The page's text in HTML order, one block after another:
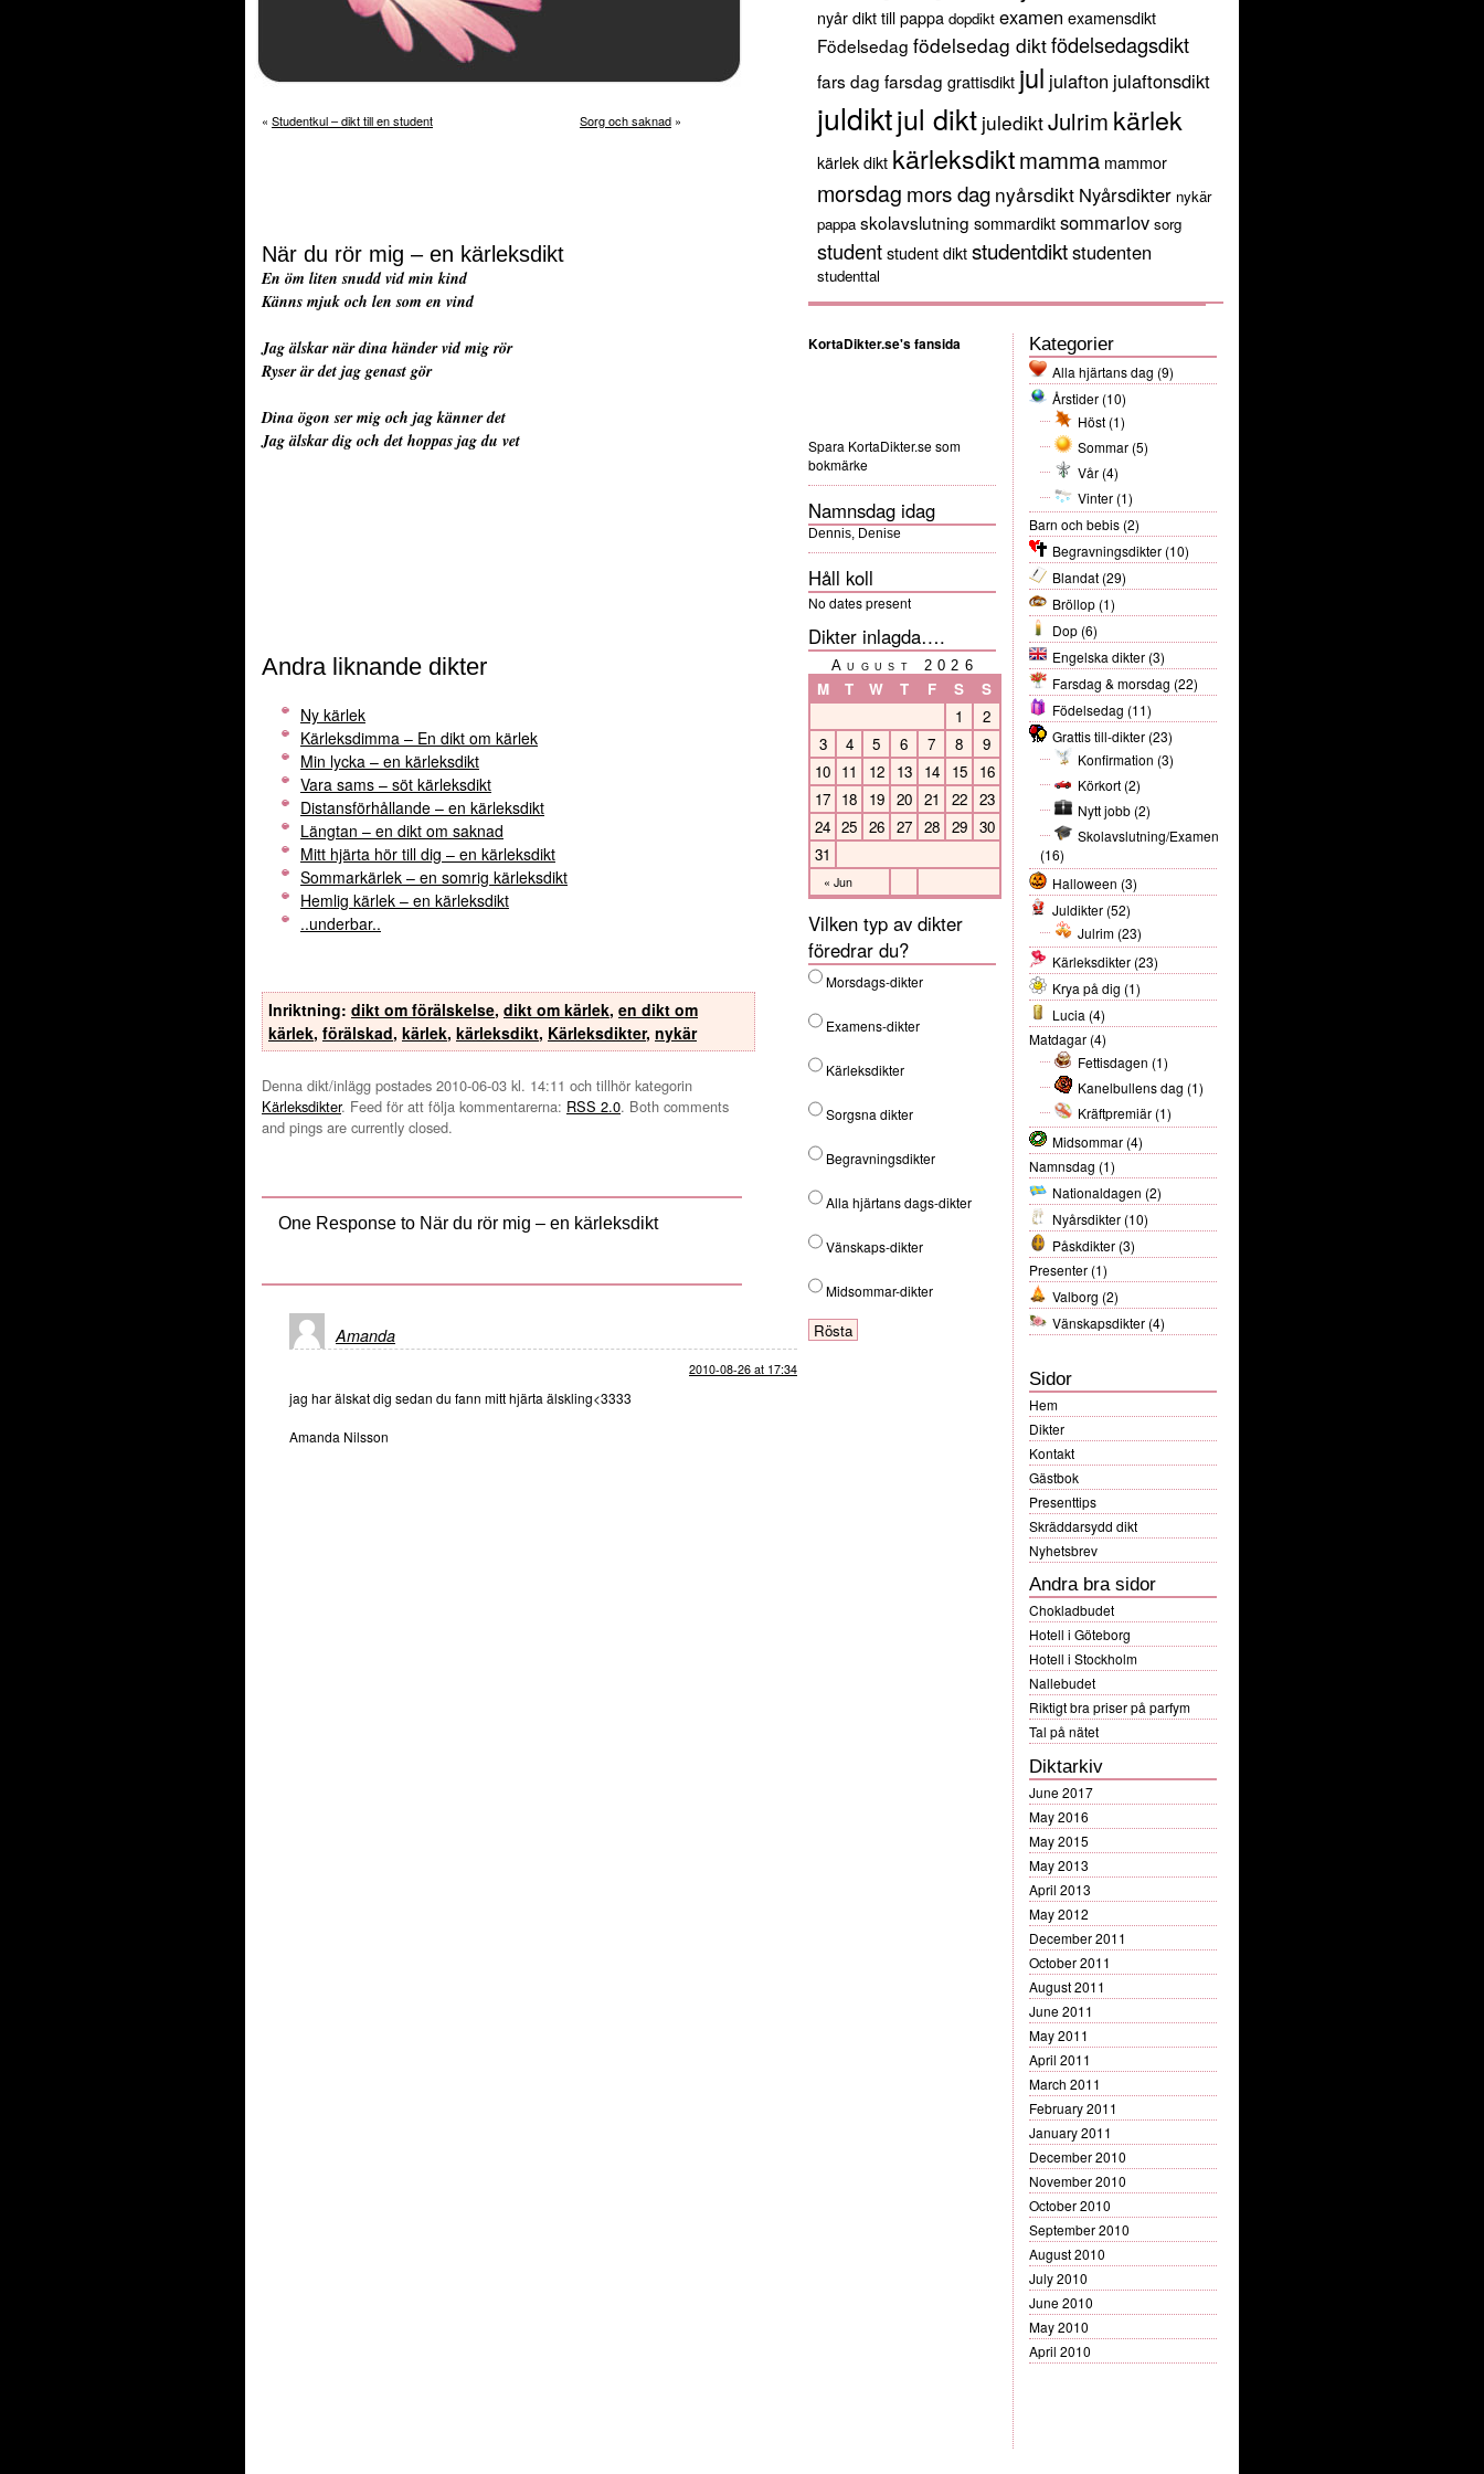
« Studentkul – dikt till en student Sorg och saknad »
När du rör mig – en kärleksdikt
En öm liten snudd vid min kind
Känns mjuk och len som en vind
Jag älskar när dina händer vid mig rör
Ryser är det jag genast gör
Dina ögon ser mig och jag känner det
Jag älskar dig och det hoppas jag du vet
Andra liknande dikter
Ny kärlek
Kärleksdimma – En dikt om kärlek
Min lycka – en kärleksdikt
Vara sams – söt kärleksdikt
Distansförhållande – en kärleksdikt
Längtan – en dikt om saknad
Mitt hjärta hör till dig – en kärleksdikt
Sommarkärlek – en somrig kärleksdikt
Hemlig kärlek – en kärleksdikt
..underbar..
Inriktning: dikt om förälskelse, dikt om kärlek, en dikt om
kärlek, förälskad, kärlek, kärleksdikt, Kärleksdikter, nykär
Denna dikt/inlägg postades 2010-06-03 kl. 14:11 och tillhör kategorin
Kärleksdikter. Feed för att följa kommentarerna: RSS 2.0. Both comments
and pings are currently closed.
One Response to När du rör mig – en kärleksdikt
Amanda
2010-08-26 at 17:34
jag har älskat dig sedan du fann mitt hjärta älskling<3333
Amanda Nilsson
nyårdikt till pappa dopdikt examen examensdikt
Födelsedag födelsedag diktfödelsedagsdikt
fars dag farsdag grattisdikt jul julafton julaftonsdikt
juldiktjul dikt julediktJulrim kärlek
kärlek dikt kärleksdiktmamma mammor
morsdag mors dag nyårsdikt Nyårsdikter nykär
pappa skolavslutning sommardiktsommarlov sorg
studentstudent diktstudentdiktstudenten
studenttal
Kategorier
Alla hjärtans dag (9)
Årstider (10)
Höst (1)
Sommar (5)
Vår (4)
Vinter (1)
Barn och bebis (2)
Begravningsdikter (10)
Blandat (29)
Bröllop (1)
Dop (6)
Engelska dikter (3)
Farsdag & morsdag (22)
Födelsedag (11)
Grattis till-dikter (23)
Konfirmation (3)
Körkort (2)
Nytt jobb (2)
Skolavslutning/Examen
(16)
Halloween (3)
Juldikter (52)
Julrim (23)
Kärleksdikter (23)
Krya på dig (1)
Lucia (4)
Matdagar (4)
Fettisdagen (1)
Kanelbullens dag (1)
Kräftpremiär (1)
Midsommar (4)
Namnsdag (1)
Nationaldagen (2)
Nyårsdikter (10)
Påskdikter (3)
Presenter (1)
Valborg (2)
Vänskapsdikter (4)
Sidor
Hem
Dikter
Kontakt
Gästbok
Presenttips
Skräddarsydd dikt
Nyhetsbrev
Andra bra sidor
Chokladbudet
Hotell i Göteborg
Hotell i Stockholm
Nallebudet
Riktigt bra priser på parfym
Tal på nätet
Diktarkiv
June 2017
May 2016
May 2015
May 2013
April 2013
May 2012
December 2011
October 2011
August 2011
June 2011
May 2011
April 2011
March 2011
February 2011
January 2011
December 2010
November 2010
October 2010
September 2010
August 2010
July 2010
June 2010
May 2010
April 2010
KortaDikter.se's fansida
Spara KortaDikter.se som
bokmärke
Namnsdag idag
Dennis, Denise
Håll koll
No dates present
Dikter inlagda….
August 2026
M T W T F S S
« Jun
1
2
3
4 5 6 7 8
9
10 11 12 13 14 15
16
17 18 19 20 21 22
23
24 25 26 27 28 29
30
31
Vilken typ av dikter
föredrar du?
Morsdags-dikter
Examens-dikter
Kärleksdikter
Sorgsna dikter
Begravningsdikter
Alla hjärtans dags-dikter
Vänskaps-dikter
Midsommar-dikter